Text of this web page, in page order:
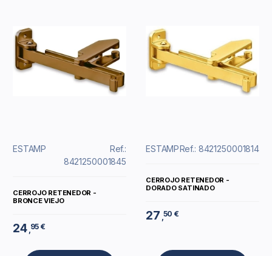
ESTAMP
Ref.:
8421250001845
CERROJO RETENEDOR -
BRONCE VIEJO
24 ,95 €
ESTAMPRef.: 8421250001814
CERROJO RETENEDOR -
DORADO SATINADO
27 ,50 €